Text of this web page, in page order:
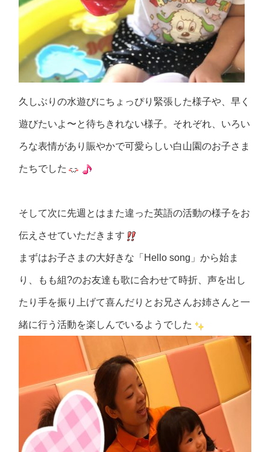
久しぶりの水遊びにちょっぴり緊張した様子や、早く
遊びたいよ〜と待ちきれない様子。それぞれ、いろい
ろな表情があり賑やかで可愛らしい白山園のお子さま
たちでした
そして次に先週とはまた違った英語の活動の様子をお
伝えさせていただきます
まずはお子さまの大好きな「Hello song」から始ま
り、もも組?のお友達も歌に合わせて時折、声を出し
たり手を振り上げて喜んだりとお兄さんお姉さんと一
緒に行う活動を楽しんでいるようでした